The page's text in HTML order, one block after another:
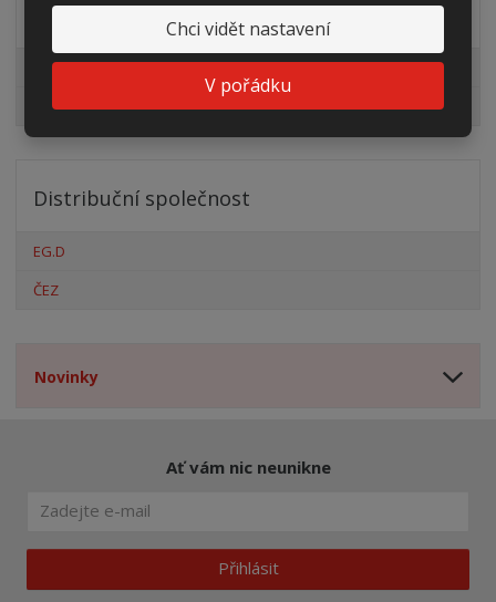
Chci vidět nastavení
V pořádku
Akční nabídky
Pro fotovoltaiky
Výprodej
Distribuční společnost
EG.D
ČEZ
Novinky
Ať vám nic neunikne
Přihlásit